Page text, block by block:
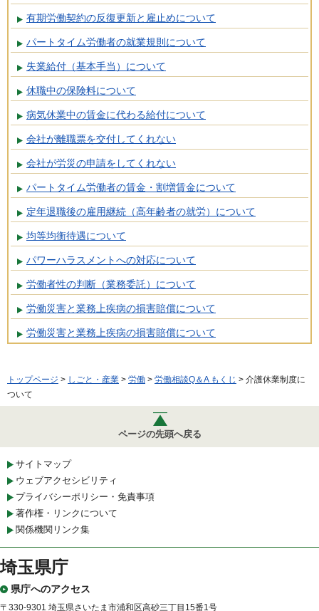
有期労働契約の反復更新と雇止めについて
パートタイム労働者の就業規則について
失業給付（基本手当）について
休職中の保険料について
病気休業中の賃金に代わる給付について
会社が離職票を交付してくれない
会社が労災の申請をしてくれない
パートタイム労働者の賃金・割増賃金について
定年退職後の雇用継続（高年齢者の就労）について
均等均衡待遇について
パワーハラスメントへの対応について
労働者性の判断（業務委託）について
労働災害と業務上疾病の損害賠償について
労働災害と業務上疾病の損害賠償について
トップページ > しごと・産業 > 労働 > 労働相談Q＆A もくじ > 介護休業制度に
ついて
ページの先頭へ戻る
サイトマップ
ウェブアクセシビリティ
プライバシーポリシー・免責事項
著作権・リンクについて
関係機関リンク集
埼玉県庁
県庁へのアクセス
〒330-9301 埼玉県さいたま市浦和区高砂三丁目15番1号